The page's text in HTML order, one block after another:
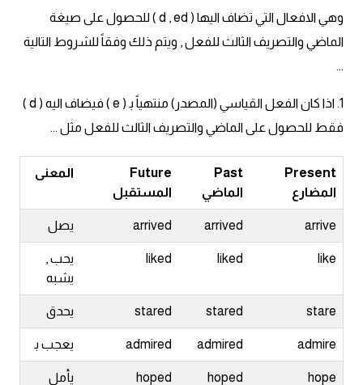
تعلم اللغة التركية
Learn Spanish
الانجليزية الامريكية
تعلم الفرنسية
Learn French
وهي الافعال التي تضاف اليها ( d , ed ) للحصول على صيغة
الماضي والتصريف الثالث للفعل , ويتم ذلك وفقاً للشروط التالية
...
1. اذا كان الفعل القياسي (المصدر) منتهياً ﺑ ( e ) فيضاف اليه ( d )
فقط للحصول على الماضي والتصريف الثالث للفعل مثل ...
Present
المضارع
Past
الماضي
Future
المستقبل
المعنى
arrive
arrived
arrived يصل
like
liked
liked
يحب ,
يشبه
stare
stared
stared يحدق
admire
admired
admired يعجب ﺑ
hope
hoped
hoped يأمل